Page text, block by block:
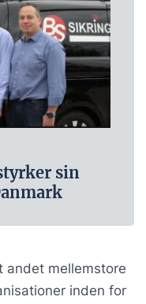
sin
andet mellemstore
inden for